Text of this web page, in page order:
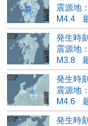
震源地
M4.4
発生時
震源地
M3.8
発生時
震源地
M4.6
発生時